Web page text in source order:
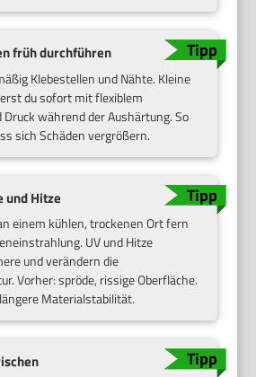
früh durchführen
Klebestellen und Nähte. Kleine
du sofort mit flexiblem
während der Aushärtung. So
sich Schäden vergrößern.
und Hitze
einem kühlen, trockenen Ort fern
UV und Hitze
und verändern die
Vorher: spröde, rissige Oberfläche.
Materialstabilität.